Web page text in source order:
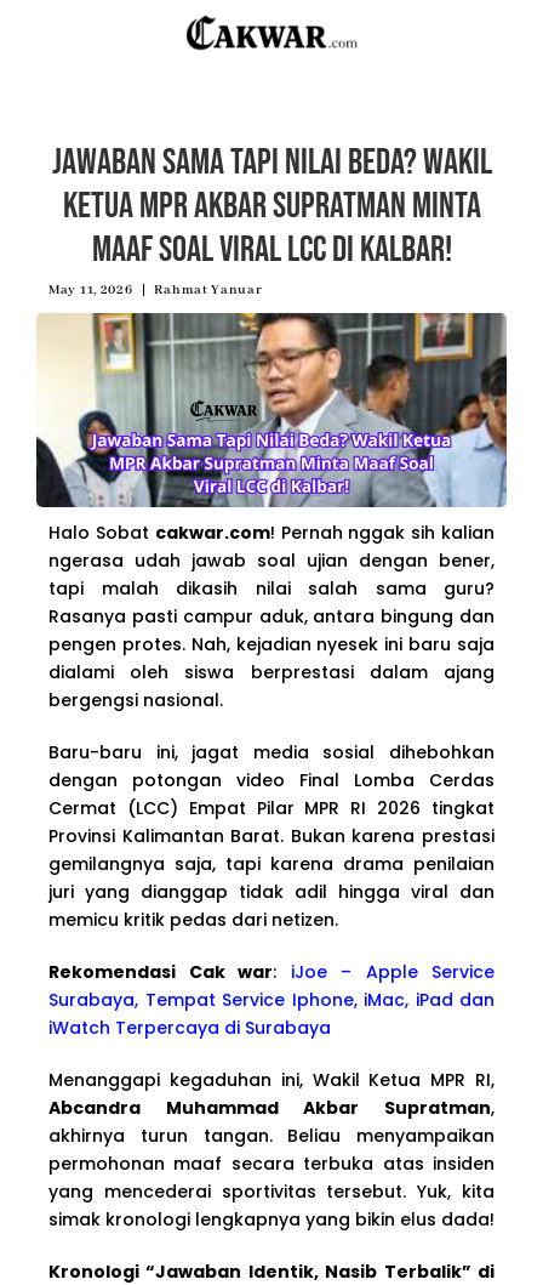
Jawaban Sama Tapi Nilai Beda? Wakil
Ketua MPR Akbar Supratman Minta
Maaf Soal Viral LCC di Kalbar!
May 11, 2026 Rahmat Yanuar
Halo Sobat cakwar.com! Pernah nggak sih kalian
ngerasa udah jawab soal ujian dengan bener,
tapi malah dikasih nilai salah sama guru?
Rasanya pasti campur aduk, antara bingung dan
pengen protes. Nah, kejadian nyesek ini baru saja
dialami oleh siswa berprestasi dalam ajang
bergengsi nasional.
Baru-baru ini, jagat media sosial dihebohkan
dengan potongan video Final Lomba Cerdas
Cermat (LCC) Empat Pilar MPR RI 2026 tingkat
Provinsi Kalimantan Barat. Bukan karena prestasi
gemilangnya saja, tapi karena drama penilaian
juri yang dianggap tidak adil hingga viral dan
memicu kritik pedas dari netizen.
Rekomendasi Cak war: iJoe – Apple Service
Surabaya, Tempat Service Iphone, iMac, iPad dan
iWatch Terpercaya di Surabaya
Menanggapi kegaduhan ini, Wakil Ketua MPR RI,
Abcandra Muhammad Akbar Supratman,
akhirnya turun tangan. Beliau menyampaikan
permohonan maaf secara terbuka atas insiden
yang mencederai sportivitas tersebut. Yuk, kita
simak kronologi lengkapnya yang bikin elus dada!
Kronologi “Jawaban Identik, Nasib Terbalik” di